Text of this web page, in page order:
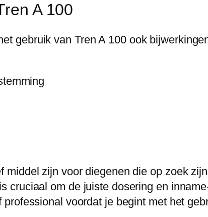
A 100
gebruik van Tren A 100 ook
middel zijn voor diegenen die op zoek
cruciaal om de juiste dosering en
voordat je begint met het